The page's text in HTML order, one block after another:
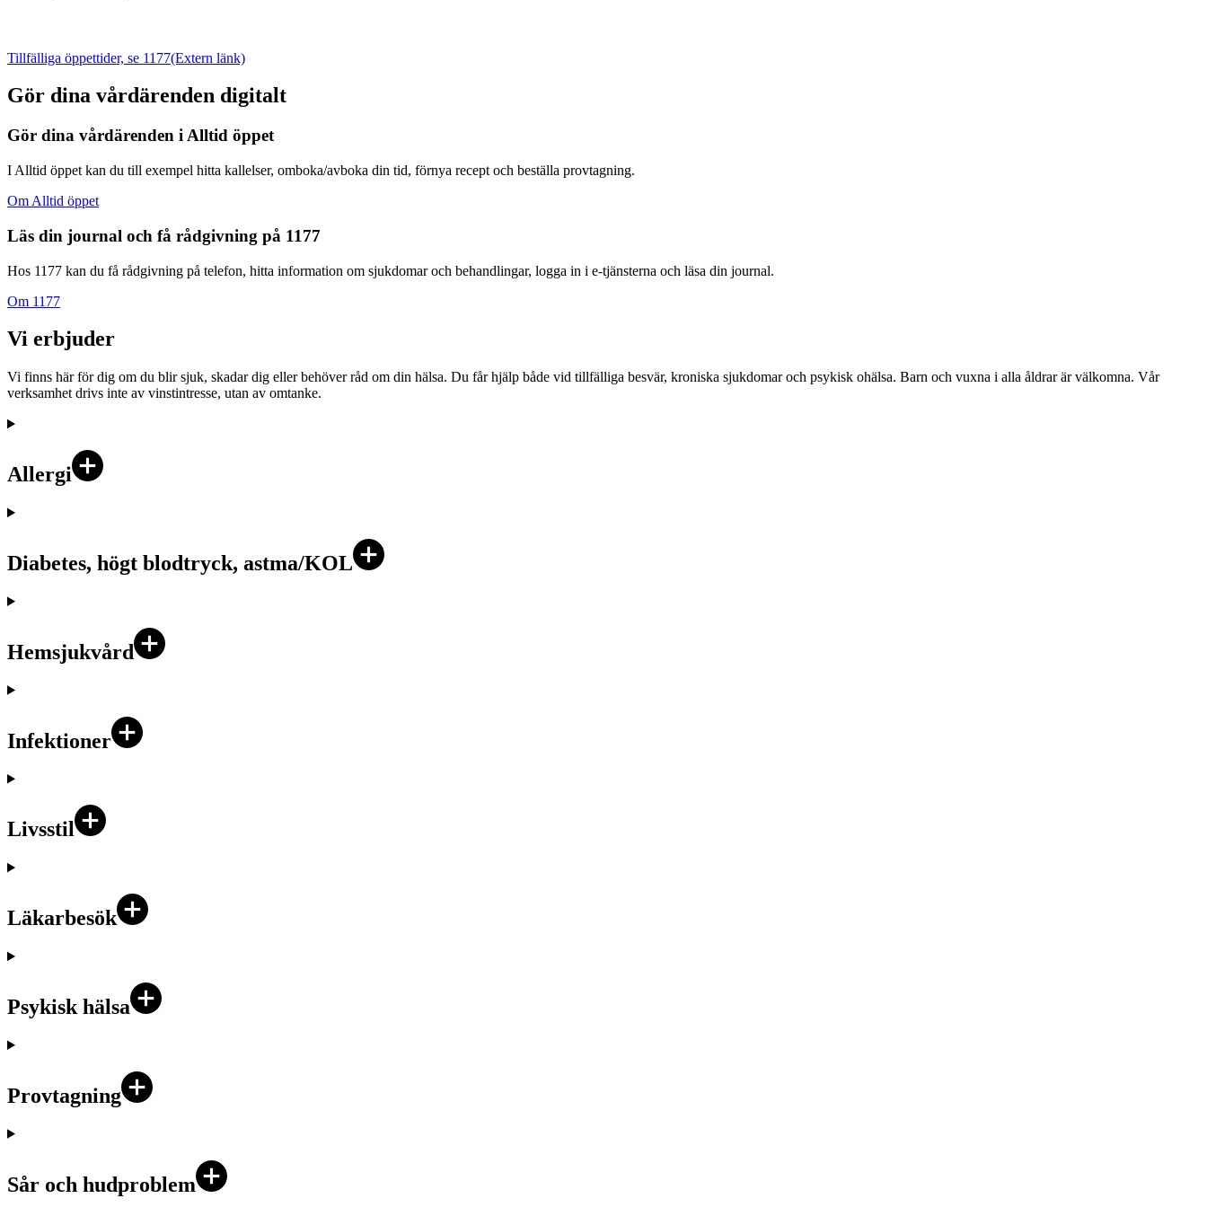
Tillfälliga öppettider, se 1177(Extern länk)
Gör dina vårdärenden digitalt
Gör dina vårdärenden i Alltid öppet
I Alltid öppet kan du till exempel hitta kallelser, omboka/avboka din tid, förnya recept och beställa provtagning.
Om Alltid öppet
Läs din journal och få rådgivning på 1177
Hos 1177 kan du få rådgivning på telefon, hitta information om sjukdomar och behandlingar, logga in i e-tjänsterna och läsa din journal.
Om 1177
Vi erbjuder
Vi finns här för dig om du blir sjuk, skadar dig eller behöver råd om din hälsa. Du får hjälp både vid tillfälliga besvär, kroniska sjukdomar och psykisk ohälsa. Barn och vuxna i alla åldrar är välkomna. Vår
verksamhet drivs inte av vinstintresse, utan av omtanke.
Allergi
Diabetes, högt blodtryck, astma/KOL
Hemsjukvård
Infektioner
Livsstil
Läkarbesök
Psykisk hälsa
Provtagning
Sår och hudproblem